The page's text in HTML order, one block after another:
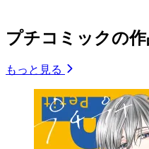
プチコミックの
もっと見る